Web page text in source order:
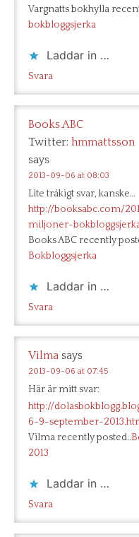
Vargnatts bokhylla
bokbloggsjerka
Laddar in …
Svara
Books ABC
Twitter: hmmattsson
says
2013-09-06 at 08:03
Lite tråkigt svar, kanske…
http://booksabc.com/
miljoner-
Books ABC recently
Bokbloggsjerka
Laddar in …
Svara
Vilma says
2013-09-06 at 07:45
Här är mitt svar:
http://
6-9-september-
Vilma recently posted..
2013
Laddar in …
Svara